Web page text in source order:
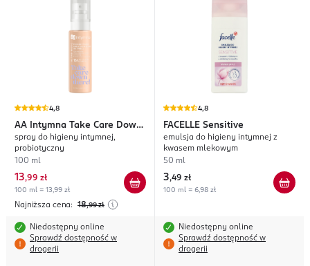
4,8
AA
Intymna Take Care Down
There!
spray do higieny intymnej,
probiotyczny
100 ml
13,99 zł
100 ml = 13,99 zł
Najniższa cena: 18,99 zł
Niedostępny online
Sprawdź dostępność w
drogerii
4,8
FACELLE Sensitive
emulsja do higieny intymnej z
kwasem mlekowym
50 ml
3,49 zł
100 ml = 6,98 zł
Niedostępny online
Sprawdź dostępność w
drogerii